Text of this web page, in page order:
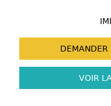
DEMANDER
VOIR